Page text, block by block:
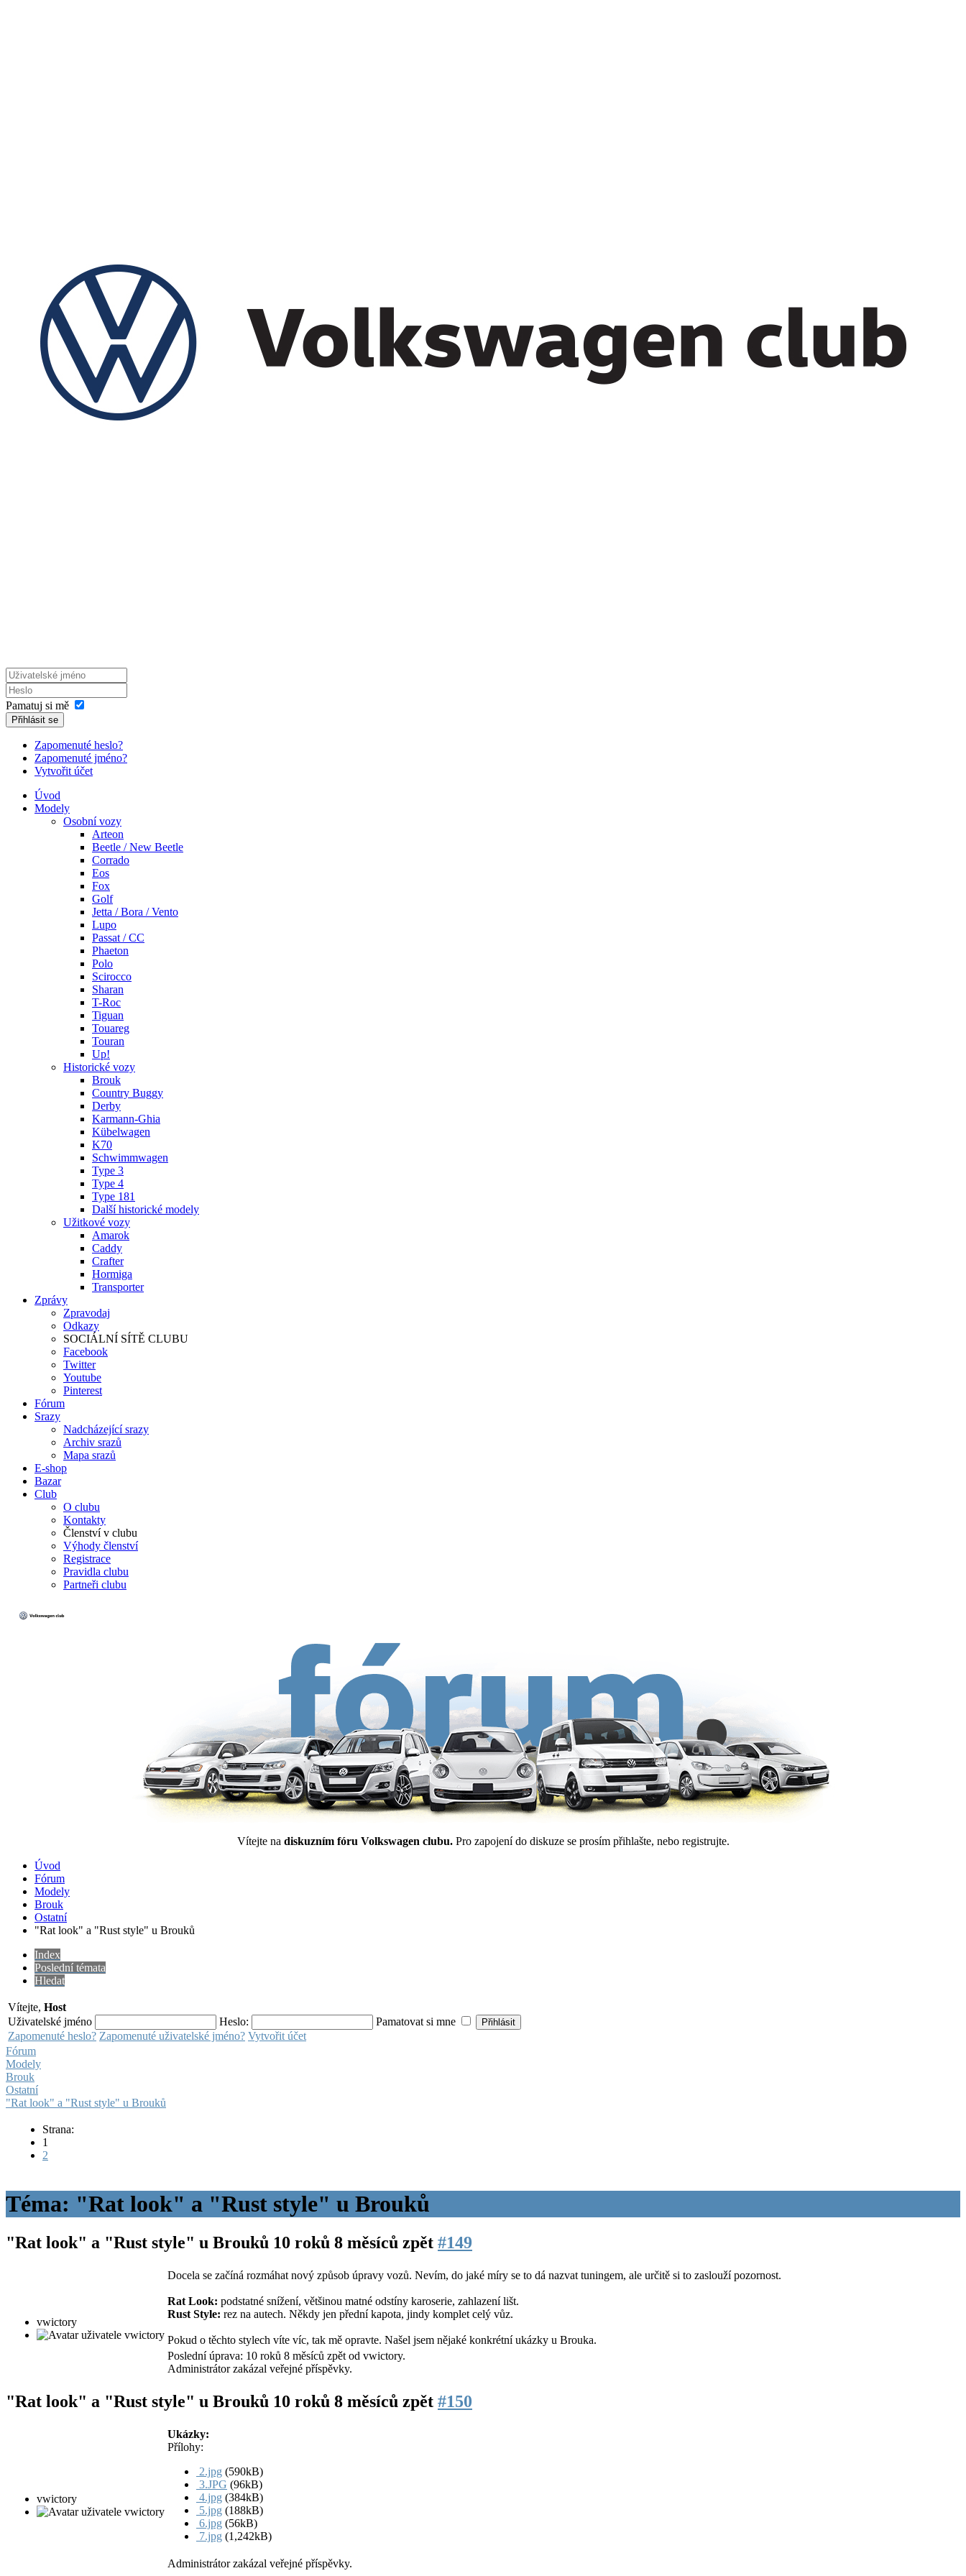
Pamatuj si mě
Přihlásit se
Zapomenuté heslo?
Zapomenuté jméno?
Vytvořit účet
Úvod
Modely
Osobní vozy
Arteon
Beetle / New Beetle
Corrado
Eos
Fox
Golf
Jetta / Bora / Vento
Lupo
Passat / CC
Phaeton
Polo
Scirocco
Sharan
T-Roc
Tiguan
Touareg
Touran
Up!
Historické vozy
Brouk
Country Buggy
Derby
Karmann-Ghia
Kübelwagen
K70
Schwimmwagen
Type 3
Type 4
Type 181
Další historické modely
Užitkové vozy
Amarok
Caddy
Crafter
Hormiga
Transporter
Zprávy
Zpravodaj
Odkazy
SOCIÁLNÍ SÍTĚ CLUBU
Facebook
Twitter
Youtube
Pinterest
Fórum
Srazy
Nadcházející srazy
Archiv srazů
Mapa srazů
E-shop
Bazar
Club
O clubu
Kontakty
Členství v clubu
Výhody členství
Registrace
Pravidla clubu
Partneři clubu
Vítejte na diskuzním fóru Volkswagen clubu. Pro zapojení do diskuze se prosím přihlašte, nebo registrujte.
Úvod
Fórum
Modely
Brouk
Ostatní
"Rat look" a "Rust style" u Brouků
Index
Poslední témata
Hledat
Vítejte, Host
Uživatelské jméno
Heslo:
Pamatovat si mne
Zapomenuté heslo? Zapomenuté uživatelské jméno? Vytvořit účet
Fórum
Modely
Brouk
Ostatní
"Rat look" a "Rust style" u Brouků
Strana:
1
2
Téma: "Rat look" a "Rust style" u Brouků
"Rat look" a "Rust style" u Brouků 10 roků 8 měsíců zpět #149
vwictory
Docela se začíná rozmáhat nový způsob úpravy vozů. Nevím, do jaké míry se to dá nazvat tuningem, ale určitě si to zaslouží pozornost.
Rat Look: podstatné snížení, většinou matné odstíny karoserie, zahlazení lišt.
Rust Style: rez na autech. Někdy jen přední kapota, jindy komplet celý vůz.
Pokud o těchto stylech víte víc, tak mě opravte. Našel jsem nějaké konkrétní ukázky u Brouka.
Poslední úprava: 10 roků 8 měsíců zpět od vwictory.
Administrátor zakázal veřejné příspěvky.
"Rat look" a "Rust style" u Brouků 10 roků 8 měsíců zpět #150
vwictory
Ukázky:
Přílohy:
2.jpg (590kB)
3.JPG (96kB)
4.jpg (384kB)
5.jpg (188kB)
6.jpg (56kB)
7.jpg (1,242kB)
Administrátor zakázal veřejné příspěvky.